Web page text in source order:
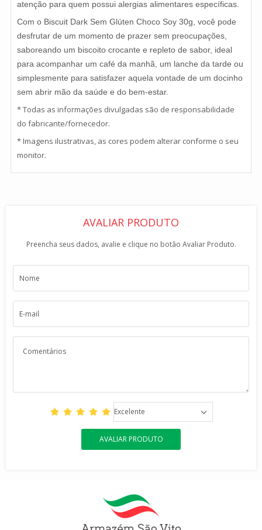
atenção para quem possui alergias alimentares específicas.
Com o Biscuit Dark Sem Glúten Choco Soy 30g, você pode
desfrutar de um momento de prazer sem preocupações,
saboreando um biscoito crocante e repleto de sabor, ideal
para acompanhar um café da manhã, um lanche da tarde ou
simplesmente para satisfazer aquela vontade de um docinho
sem abrir mão da saúde e do bem-estar.
* Todas as informações divulgadas são de responsabilidade
do fabricante/fornecedor.
* Imagens ilustrativas, as cores podem alterar conforme o seu
monitor.
AVALIAR PRODUTO
Preencha seus dados, avalie e clique no botão Avaliar Produto.
Excelente
AVALIAR PRODUTO